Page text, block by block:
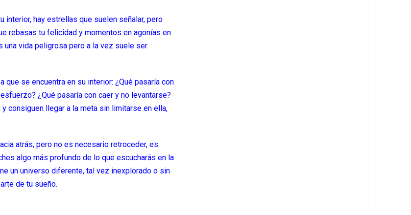
interior, hay estrellas que suelen señalar, pero
rebasas tu felicidad y momentos en agonías en
una vida peligrosa pero a la vez suele ser
se encuentra en su interior: ¿Qué pasaría con
¿Qué pasaría con caer y no levantarse?
consiguen llegar a la meta sin limitarse en ella,
atrás, pero no es necesario retroceder, es
algo más profundo de lo que escucharás en la
un universo diferente, tal vez inexplorado o sin
de tu sueño.